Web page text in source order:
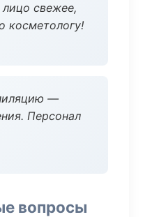
свежее,
косметологу!
—
Персонал
вопросы